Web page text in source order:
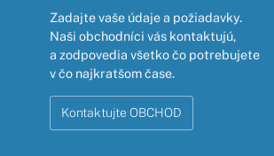
Zadajte vaše údaje a požiadavky.
Naši obchodníci vás kontaktujú,
a zodpovedia všetko čo potrebujete
v čo najkratšom čase.
Kontaktujte OBCHOD